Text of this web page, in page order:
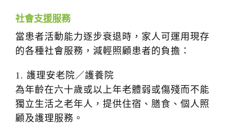
社會支援服務
當患者活動能力逐步衰退時，家人可運用現存
的各種社會服務，減輕照顧患者的負擔：
1. 護理安老院／護養院
為年齡在六十歲或以上年老體弱或傷殘而不能
獨立生活之老年人，提供住宿、膳食、個人照
顧及護理服務。